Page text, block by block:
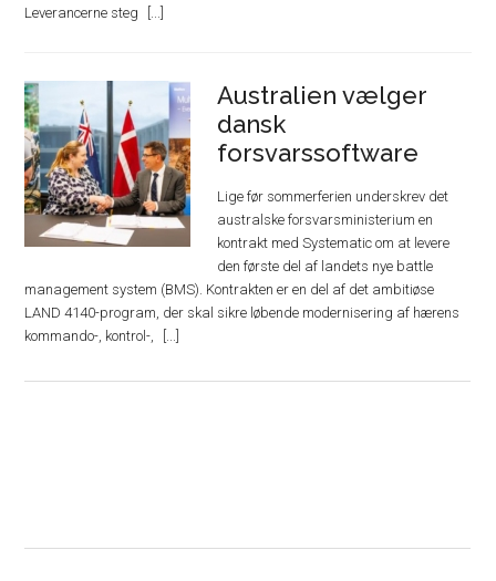
Leverancerne steg
Australien vælger
dansk
forsvarssoftware
Lige før sommerferien underskrev det
australske forsvarsministerium en
kontrakt med Systematic om at levere
den første del af landets nye battle
management system (BMS). Kontrakten er en del af det ambitiøse
LAND 4140-program, der skal sikre løbende modernisering af hærens
kommando-, kontrol-,